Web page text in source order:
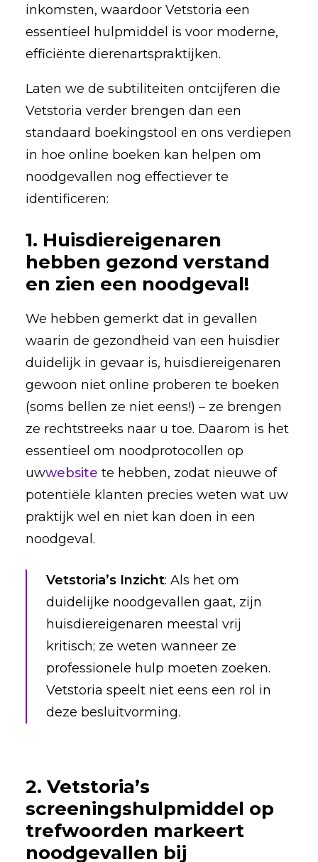
inkomsten, waardoor Vetstoria een
essentieel hulpmiddel is voor moderne,
efficiënte dierenartspraktijken.
Laten we de subtiliteiten ontcijferen die
Vetstoria verder brengen dan een
standaard boekingstool en ons verdiepen
in hoe online boeken kan helpen om
noodgevallen nog effectiever te
identificeren:
1. Huisdiereigenaren
hebben gezond verstand
en zien een noodgeval!
We hebben gemerkt dat in gevallen
waarin de gezondheid van een huisdier
duidelijk in gevaar is, huisdiereigenaren
gewoon niet online proberen te boeken
(soms bellen ze niet eens!) – ze brengen
ze rechtstreeks naar u toe. Daarom is het
essentieel om noodprotocollen op
uwwebsite te hebben, zodat nieuwe of
potentiële klanten precies weten wat uw
praktijk wel en niet kan doen in een
noodgeval.
Vetstoria’s Inzicht: Als het om
duidelijke noodgevallen gaat, zijn
huisdiereigenaren meestal vrij
kritisch; ze weten wanneer ze
professionele hulp moeten zoeken.
Vetstoria speelt niet eens een rol in
deze besluitvorming.
2. Vetstoria’s
screeningshulpmiddel op
trefwoorden markeert
noodgevallen bij